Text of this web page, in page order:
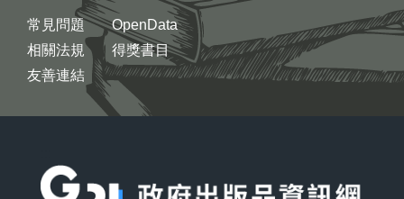
常見問題
相關法規
友善連結
OpenData
得獎書目